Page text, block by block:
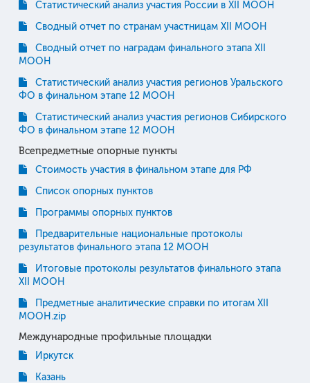
Статистический анализ участия России в XII МООН
Сводный отчет по странам участницам XII МООН
Сводный отчет по наградам финального этапа XII
МООН
Статистический анализ участия регионов Уральского
ФО в финальном этапе 12 МООН
Статистический анализ участия регионов Сибирского
ФО в финальном этапе 12 МООН
Всепредметные опорные пункты
Стоимость участия в финальном этапе для РФ
Список опорных пунктов
Программы опорных пунктов
Предварительные национальные протоколы
результатов финального этапа 12 МООН
Итоговые протоколы результатов финального этапа
XII МООН
Предметные аналитические справки по итогам XII
МООН.zip
Международные профильные площадки
Иркутск
Казань